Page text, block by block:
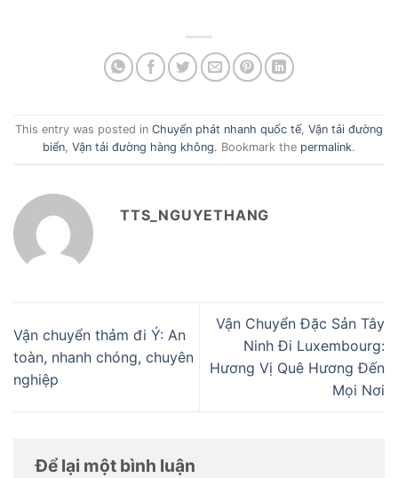
This entry was posted in Chuyển phát nhanh quốc tế, Vận tải đường
biển, Vận tải đường hàng không. Bookmark the permalink.
TTS_NGUYETHANG
Vận chuyển thảm đi Ý: An
toàn, nhanh chóng, chuyên
nghiệp
Vận Chuyển Đặc Sản Tây
Ninh Đi Luxembourg:
Hương Vị Quê Hương Đến
Mọi Nơi
Để lại một bình luận